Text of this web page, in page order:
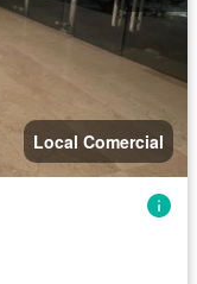
Local Comercial